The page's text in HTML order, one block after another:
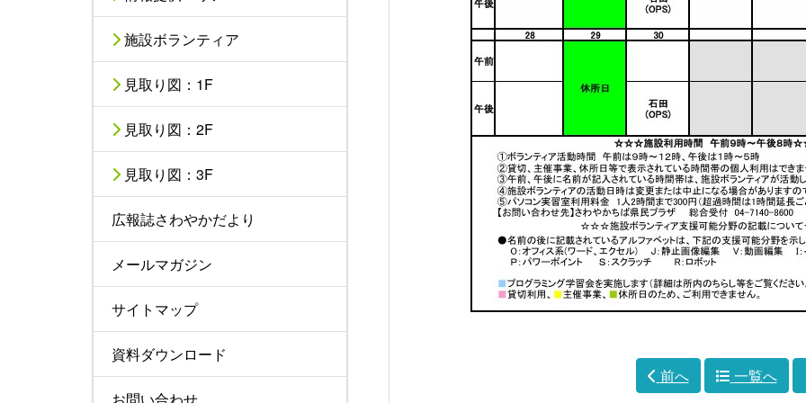
施設ボランティア
見取り図：1F
見取り図：2F
見取り図：3F
広報誌さわやかだより
メールマガジン
サイトマップ
資料ダウンロード
前へ 一覧へ